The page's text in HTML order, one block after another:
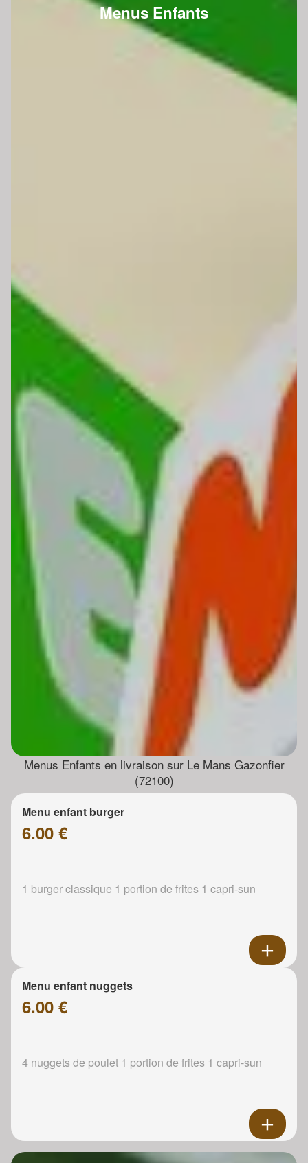
Menus Enfants
Menus Enfants en livraison sur Le Mans Gazonfier
(72100)
Menu enfant burger
6.00 €
1 burger classique 1 portion de frites 1 capri-sun
Menu enfant nuggets
6.00 €
4 nuggets de poulet 1 portion de frites 1 capri-sun